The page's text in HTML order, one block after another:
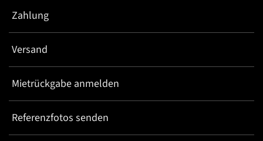
Zahlung
Versand
Mietrückgabe anmelden
Referenzfotos senden